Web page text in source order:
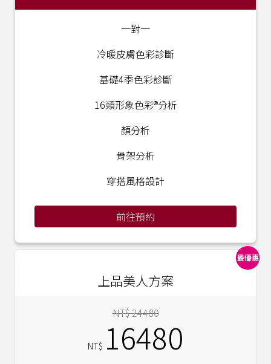
一對一
冷暖皮膚色彩診斷
基礎4季色彩診斷
16類形象色彩®分析
顏分析
骨架分析
穿搭風格設計
前往預約
最優惠
上品美人方案
NT$ 24480
NT$ 16480